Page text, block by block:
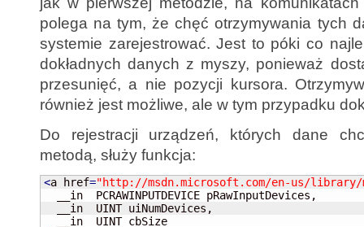
polega na tym, że chęć otrzymywania tych
systemie zarejestrować. Jest to póki co
dokładnych danych z myszy, ponieważ
przesunięć, a nie pozycji kursora.
również jest możliwe, ale w tym przypadku
Do rejestracji urządzeń, których dane
metodą, służy funkcja:
<a href="http://msdn.microsoft.com/en-us/library/
  __in  PCRAWINPUTDEVICE pRawInputDevices,
  __in  UINT uiNumDevices,